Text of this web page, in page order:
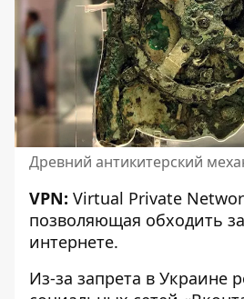
Древний антикитерский
VPN: Virtual Private
позволяющая обходить
интернете.
Из-за запрета в Украине